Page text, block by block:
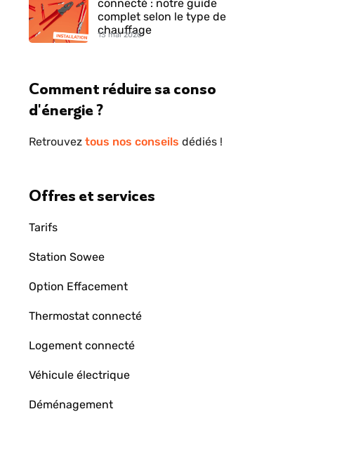
connecté : notre guide
complet selon le type de
chauffage
13 mai 2026
Comment réduire sa conso
d'énergie ?
Retrouvez tous nos conseils dédiés !
Offres et services
Tarifs
Station Sowee
Option Effacement
Thermostat connecté
Logement connecté
Véhicule électrique
Déménagement